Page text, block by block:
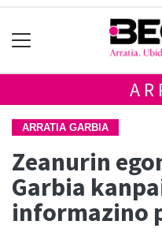
ARRATIA GARBIA
Zeanurin
Garbia
informazino